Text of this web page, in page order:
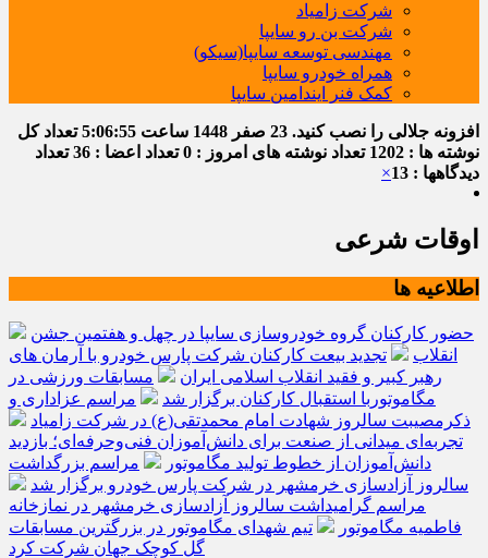
شرکت زامیاد
شرکت بن رو سایپا
مهندسی توسعه سایپا(سیکو)
همراه خودرو سایپا
کمک فنر ایندامین سایپا
افزونه جلالی را نصب کنید. 23 صفر 1448 ساعت 5:06:55تعداد کل
نوشته ها : 1202
تعداد نوشته های امروز : 0 تعداد اعضا : 36
تعداد
دیدگاهها : 13
×
اوقات شرعی
اطلاعیه ها
حضور کارکنان گروه خودروسازی سایپا در چهل و هفتمین جشن
انقلاب
تجدید بیعت کارکنان شرکت پارس خودرو با آرمان های
رهبر کبیر و فقید انقلاب اسلامی ایران
مسابقات ورزشی در
مگاموتوربا استقبال کارکنان برگزار شد
مراسم عزاداری و
ذکرمصیبت سالروز شهادت امام محمدتقی(ع) در شرکت زامیاد
تجربه‌ای میدانی از صنعت برای دانش‌آموزان فنی‌وحرفه‌ای؛ بازدید
دانش‌آموزان از خطوط تولید مگاموتور
مراسم بزرگداشت
سالروز آزادسازی خرمشهر در شرکت پارس خودرو برگزار شد
مراسم گرامیداشت سالروز آزادسازی خرمشهر در نمازخانه
فاطمیه مگاموتور
تیم شهدای مگاموتور در بزرگترین مسابقات
گل کوچک جهان شرکت کرد